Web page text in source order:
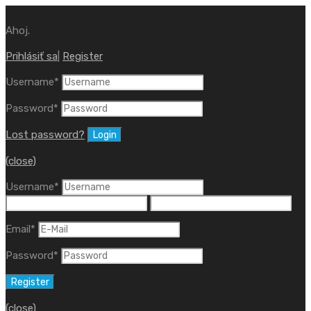
Ahoj.
Prihlásiť sa Register
Username*
Password*
Lost password?
(close)
Username*
Email*
Password*
(close)